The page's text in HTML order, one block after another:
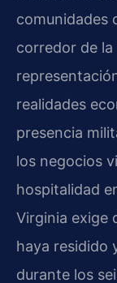
comunidades
corredor de
realidades
presencia
los negocios
hospitalidad
Virginia exige
haya residido
durante los